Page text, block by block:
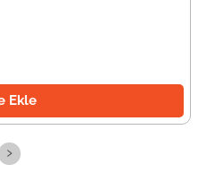
Ekle
›